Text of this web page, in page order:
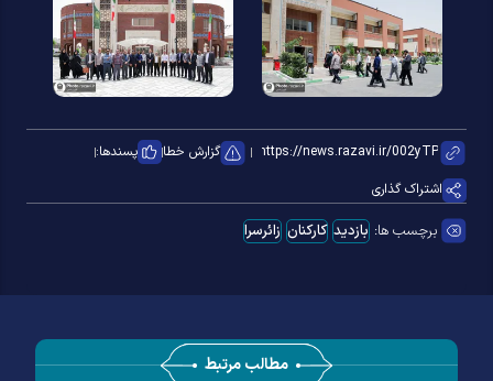
گزارش خطا
پسندها:
اشتراک گذاری
برچسب ها: بازدید کارکنان زائرسرا
مطالب مرتبط